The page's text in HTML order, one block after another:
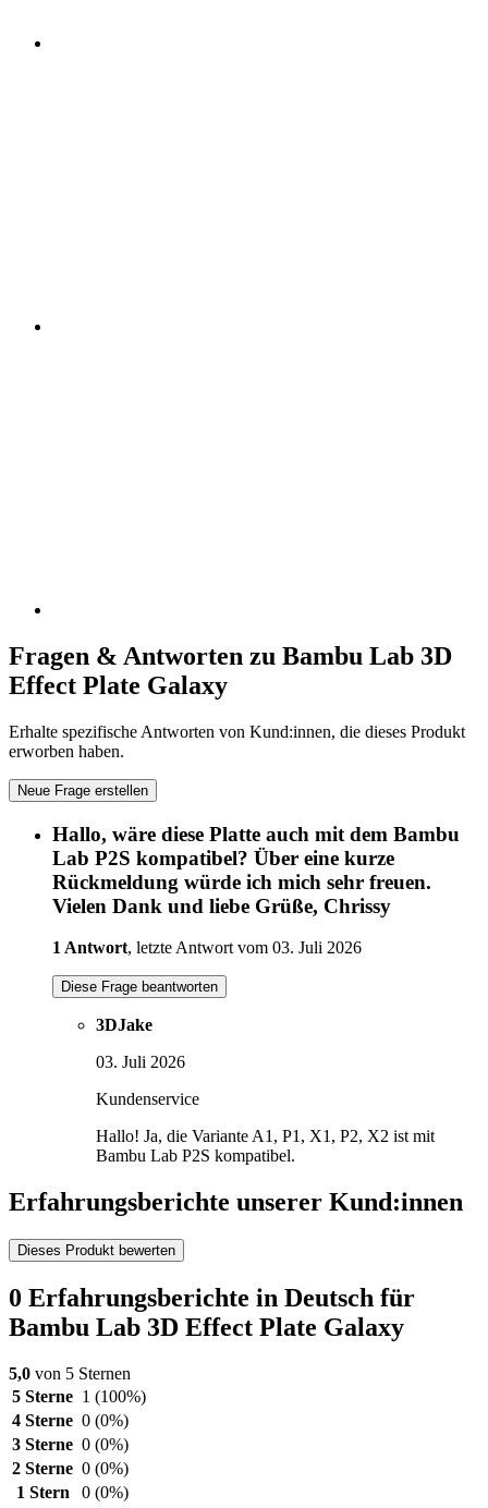
Fragen & Antworten zu Bambu Lab 3D
Effect Plate Galaxy
Erhalte spezifische Antworten von Kund:innen, die dieses Produkt
erworben haben.
Neue Frage erstellen
Hallo, wäre diese Platte auch mit dem Bambu
Lab P2S kompatibel? Über eine kurze
Rückmeldung würde ich mich sehr freuen.
Vielen Dank und liebe Grüße, Chrissy
1 Antwort, letzte Antwort vom 03. Juli 2026
Diese Frage beantworten
3DJake
03. Juli 2026
Kundenservice
Hallo! Ja, die Variante A1, P1, X1, P2, X2 ist mit
Bambu Lab P2S kompatibel.
Erfahrungsberichte unserer Kund:innen
Dieses Produkt bewerten
0 Erfahrungsberichte in Deutsch für
Bambu Lab 3D Effect Plate Galaxy
5,0 von 5 Sternen
5 Sterne 1 (100%)
4 Sterne 0 (0%)
3 Sterne 0 (0%)
2 Sterne 0 (0%)
1 Stern
0 (0%)